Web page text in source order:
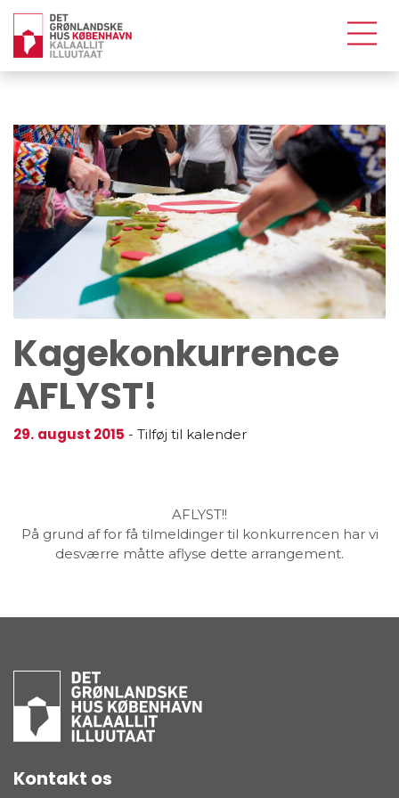
Kagekonkurrence
AFLYST!
29. august 2015 - Tilføj til kalender
AFLYST!!
På grund af for få tilmeldinger til konkurrencen har vi
desværre måtte aflyse dette arrangement.
Kontakt os